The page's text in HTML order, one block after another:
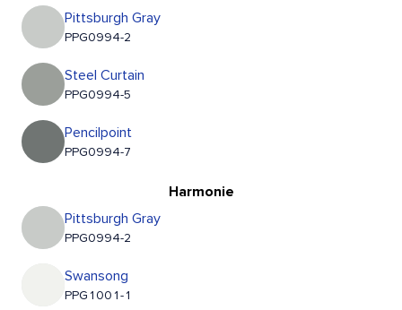
Pittsburgh Gray
PPG0994-2
Steel Curtain
PPG0994-5
Pencilpoint
PPG0994-7
Harmonie
Pittsburgh Gray
PPG0994-2
Swansong
PPG1001-1